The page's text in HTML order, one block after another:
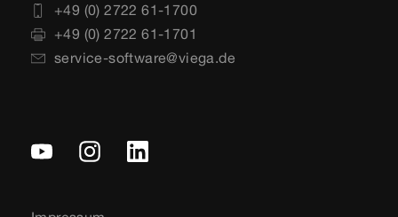
+49 (0) 2722 61-1700
+49 (0) 2722 61-1701
service-software@viega.de